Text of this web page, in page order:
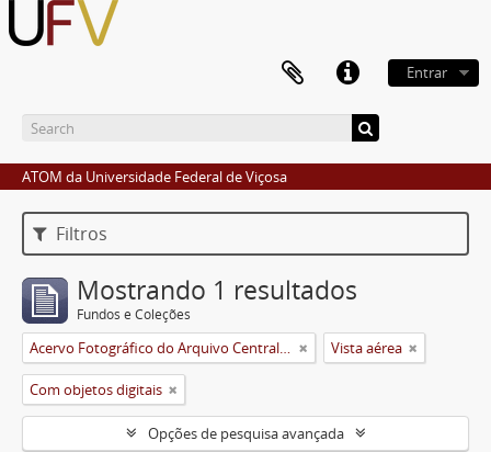
Entrar
ATOM da Universidade Federal de Viçosa
Filtros
Mostrando 1 resultados
Fundos e Coleções
Acervo Fotográfico do Arquivo Central Histórico da UFV Vista aérea
Com objetos digitais
Opções de pesquisa avançada